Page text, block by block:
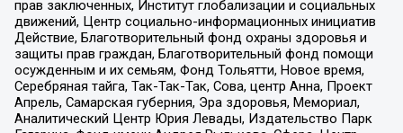
прав заключенных, Институт глобализации и социальных
движений, Центр социально-информационных инициатив
Действие, Благотворительный фонд охраны здоровья и
защиты прав граждан, Благотворительный фонд помощи
осужденным и их семьям, Фонд Тольятти, Новое время,
Серебряная тайга, Так-Так-Так, Сова, центр Анна, Проект
Апрель, Самарская губерния, Эра здоровья, Мемориал,
Аналитический Центр Юрия Левады, Издательство Парк